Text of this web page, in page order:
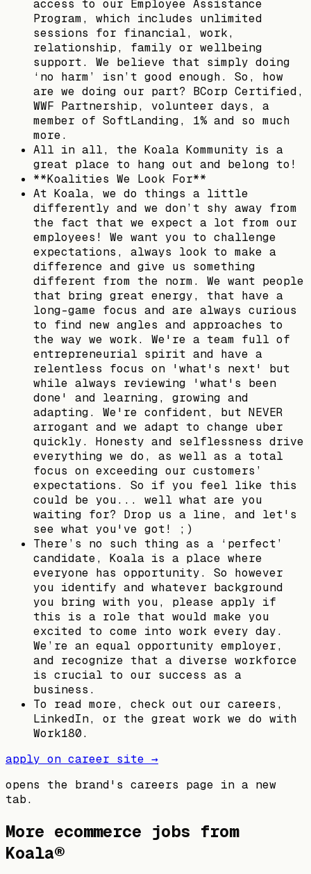
access to our Employee Assistance
Program, which includes unlimited
sessions for financial, work,
relationship, family or wellbeing
support. We believe that simply doing
‘no harm’ isn’t good enough. So, how
are we doing our part? BCorp Certified,
WWF Partnership, volunteer days, a
member of SoftLanding, 1% and so much
more.
All in all, the Koala Kommunity is a
great place to hang out and belong to!
**Koalities We Look For**
At Koala, we do things a little
differently and we don’t shy away from
the fact that we expect a lot from our
employees! We want you to challenge
expectations, always look to make a
difference and give us something
different from the norm. We want people
that bring great energy, that have a
long-game focus and are always curious
to find new angles and approaches to
the way we work. We're a team full of
entrepreneurial spirit and have a
relentless focus on 'what's next' but
while always reviewing 'what's been
done' and learning, growing and
adapting. We're confident, but NEVER
arrogant and we adapt to change uber
quickly. Honesty and selflessness drive
everything we do, as well as a total
focus on exceeding our customers’
expectations. So if you feel like this
could be you... well what are you
waiting for? Drop us a line, and let's
see what you've got! ;)
There’s no such thing as a ‘perfect’
candidate, Koala is a place where
everyone has opportunity. So however
you identify and whatever background
you bring with you, please apply if
this is a role that would make you
excited to come into work every day.
We’re an equal opportunity employer,
and recognize that a diverse workforce
is crucial to our success as a
business.
To read more, check out our careers,
LinkedIn, or the great work we do with
Work180.
apply on career site →
opens the brand's careers page in a new
tab.
More ecommerce jobs from
Koala®